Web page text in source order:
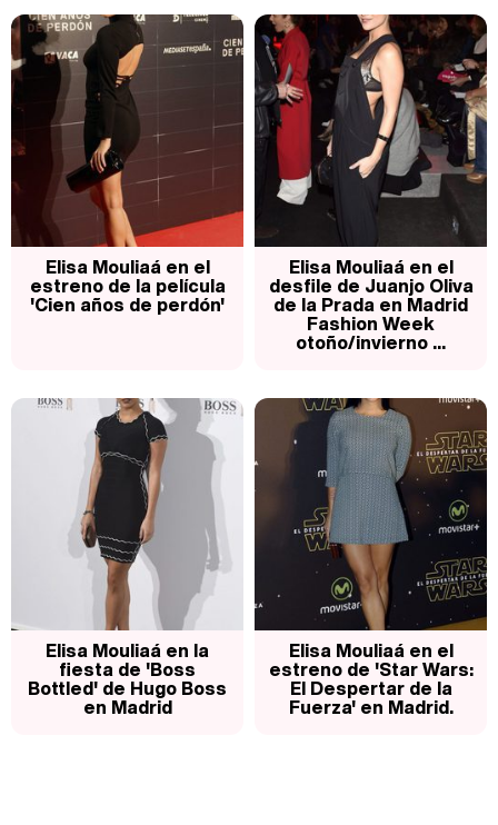
Elisa Mouliaá en el
estreno de la película
'Cien años de perdón'
Elisa Mouliaá en el
desfile de Juanjo Oliva
de la Prada en Madrid
Fashion Week
otoño/invierno ...
Elisa Mouliaá en la
fiesta de 'Boss
Bottled' de Hugo Boss
en Madrid
Elisa Mouliaá en el
estreno de 'Star Wars:
El Despertar de la
Fuerza' en Madrid.